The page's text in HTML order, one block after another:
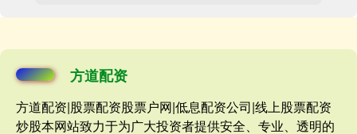
方道配资
方道配资|股票配资股票户网|低息配资公司|线上股票配资
炒股本网站致力于为广大投资者提供安全、专业、透明的